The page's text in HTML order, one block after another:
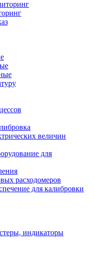
величин
для
расходомеров
для калибровки
индикаторы